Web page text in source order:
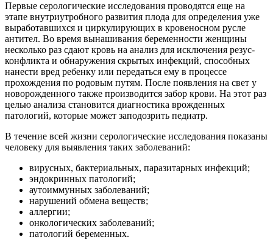
Первые серологические исследования проводятся еще на
этапе внутриутробного развития плода для определения уже
выработавшихся и циркулирующих в кровеносном русле
антител. Во время вынашивания беременности женщины
несколько раз сдают кровь на анализ для исключения резус-
конфликта и обнаружения скрытых инфекций, способных
нанести вред ребенку или передаться ему в процессе
прохождения по родовым путям. После появления на свет у
новорожденного также производится забор крови. На этот раз
целью анализа становится диагностика врожденных
патологий, которые может заподозрить педиатр.
В течение всей жизни серологические исследования показаны
человеку для выявления таких заболеваний:
вирусных, бактериальных, паразитарных инфекций;
эндокринных патологий;
аутоиммунных заболеваний;
нарушений обмена веществ;
аллергии;
онкологических заболеваний;
патологий беременных.